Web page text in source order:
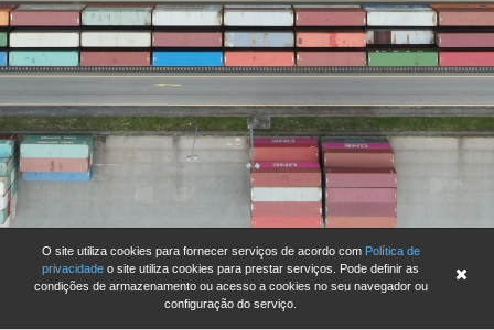
O site utiliza cookies para fornecer serviços de acordo com Política de
privacidade o site utiliza cookies para prestar serviços. Pode definir as
condições de armazenamento ou acesso a cookies no seu navegador ou
configuração do serviço.